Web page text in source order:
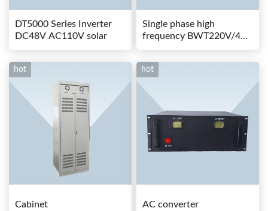
DT5000 Series Inverter
DC48V AC110V solar
Single phase high
frequency BWT220V/48-
80AS switching power
hot
Cabinet
hot
AC converter